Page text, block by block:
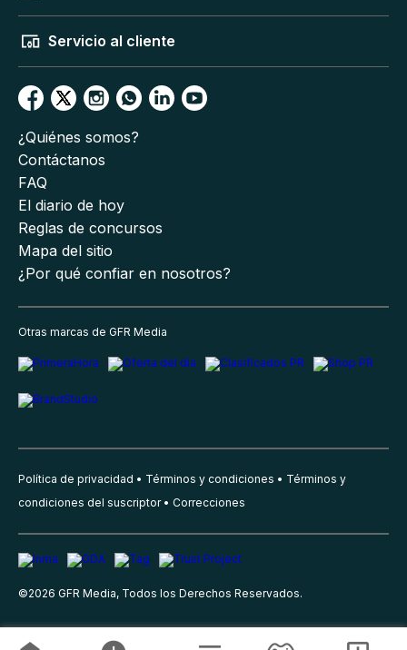
Servicio al cliente
¿Quiénes somos?
Contáctanos
FAQ
El diario de hoy
Reglas de concursos
Mapa del sitio
¿Por qué confiar en nosotros?
Otras marcas de GFR Media
Política de privacidad Términos y condiciones
Términos y
condiciones del suscriptor
Correcciones
©2026 GFR Media, Todos los Derechos Reservados.